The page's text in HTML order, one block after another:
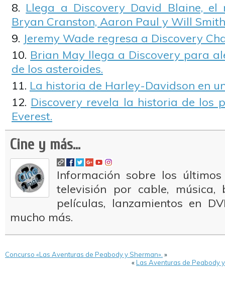
Llega a Discovery David Blaine,
Bryan Cranston, Aaron Paul y Will
Jeremy Wade regresa a Discovery
Brian May llega a Discovery para
de los asteroides.
La historia de Harley-Davidson en
Discovery revela la historia de los
Everest.
Cine y más...
Información sobre los
televisión por cable, música,
películas, lanzamientos en
mucho más.
Concurso «Las Aventuras de Peabody y Sherman». »
«Las Aventuras de Peabody